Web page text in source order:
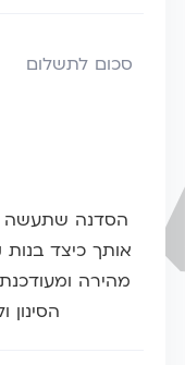
סכום לתשלום
הסדנה שתעשה
אותך כיצד
מהירה
הסינון